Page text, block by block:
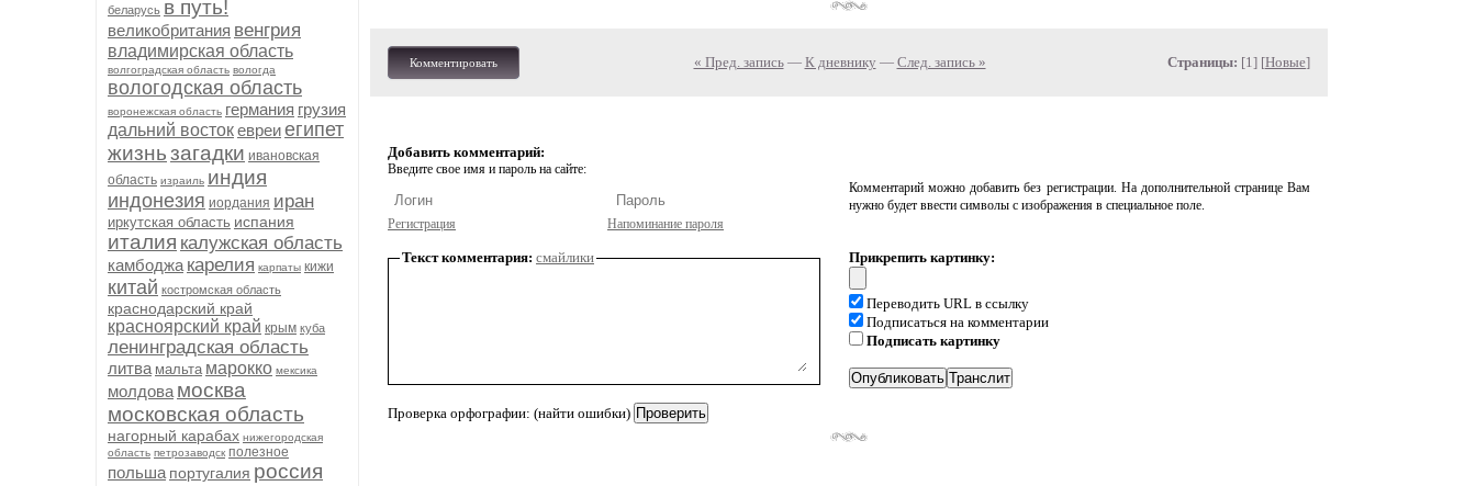
беларусь в путь!
великобритания венгрия
владимирская область
волгоградская область вологда
вологодская область
воронежская область германия грузия
дальний востокевреиегипет
жизньзагадки ивановская
область израиль индия
индонезия иордания иран
иркутская область испания
италия калужская область
камбоджа карелия карпаты кижи
китай костромская область
краснодарский край
красноярский край крым куба
ленинградская область
литва мальта марокко мексика
молдова москва
московская область
нагорный карабах нижегородская
область петрозаводск полезное
польша португалия россия
Комментировать « Пред. запись— К дневнику — След. запись » Страницы: [1] [Новые]
Добавить комментарий:
Введите свое имя и пароль на сайте:
Регистрация Напоминание пароля
Комментарий можно добавить без регистрации. На дополнительной странице Вам
нужно будет ввести символы с изображения в специальное поле.
Текст комментария: смайлики
Проверка орфографии: (найти ошибки)
Прикрепить картинку:
Переводить URL в ссылку
Подписаться на комментарии
Подписать картинку